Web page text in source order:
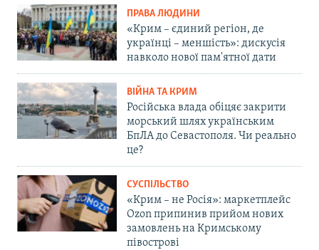
ПРАВА ЛЮДИНИ
«Крим – єдиний регіон, де
українці – меншість»: дискусія
навколо нової пам'ятної дати
ВІЙНА ТА КРИМ
Російська влада обіцяє закрити
морський шлях українським
БпЛА до Севастополя. Чи реально
це?
СУСПІЛЬСТВО
«Крим – не Росія»: маркетплейс
Ozon припинив прийом нових
замовлень на Кримському
півострові